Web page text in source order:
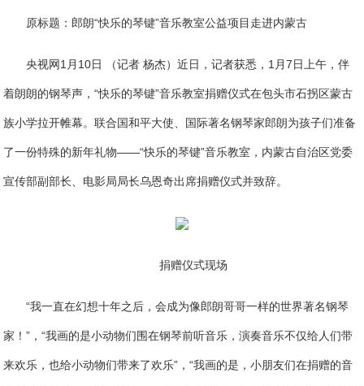
原标题：郎朗“快乐的琴键”音乐教室公益项目走进内蒙古
央视网1月10日 （记者 杨杰）近日，记者获悉，1月7日上午，伴
着朗朗的钢琴声，“快乐的琴键”音乐教室捐赠仪式在包头市石拐区蒙古
族小学拉开帷幕。联合国和平大使、国际著名钢琴家郎朗为孩子们准备
了一份特殊的新年礼物——“快乐的琴键”音乐教室，内蒙古自治区党委
宣传部副部长、电影局局长乌恩奇出席捐赠仪式并致辞。
捐赠仪式现场
“我一直在幻想十年之后，会成为像郎朗哥哥一样的世界著名钢琴
家！”，“我画的是小动物们围在钢琴前听音乐，演奏音乐不仅给人们带
来欢乐，也给小动物们带来了欢乐”，“我画的是，小朋友们在捐赠的音